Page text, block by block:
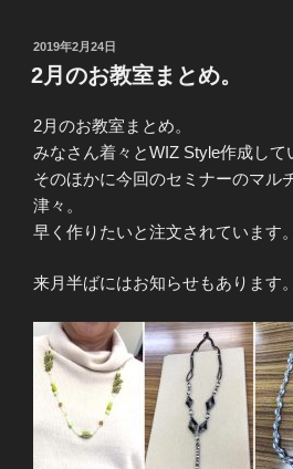
投
稿
日:
2019年2月24日
2月のお教室まとめ。
2月のお教室まとめ。
みなさん着々とWIZ Style作成して
そのほかに今回のセミナーのマル
津々 。
早く作りたいと注文されています。
来月半ばにはお知らせもあります。